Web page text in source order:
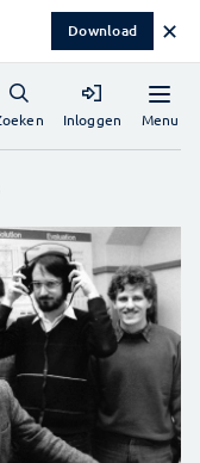
Download ✕
Menu
Inloggen